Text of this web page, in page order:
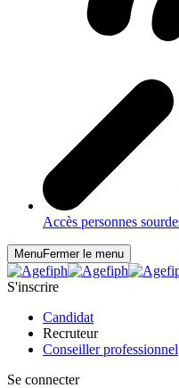
Accès personnes
MenuFermer le menu
S'inscrire
Candidat
Recruteur
Conseiller professionnel
Se connecter